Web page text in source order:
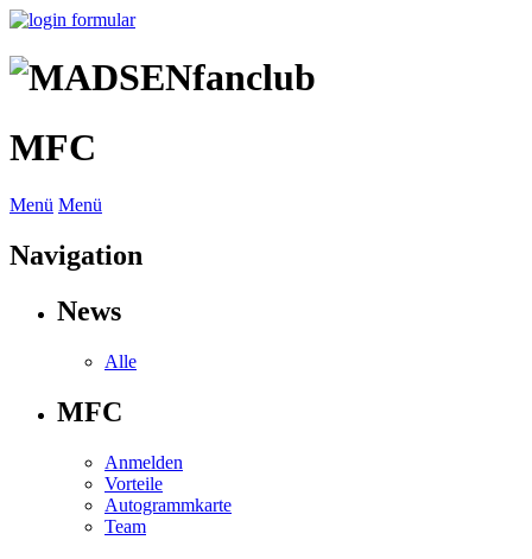
MFC
Menü Menü
Navigation
News
Alle
MFC
Anmelden
Vorteile
Autogrammkarte
Team